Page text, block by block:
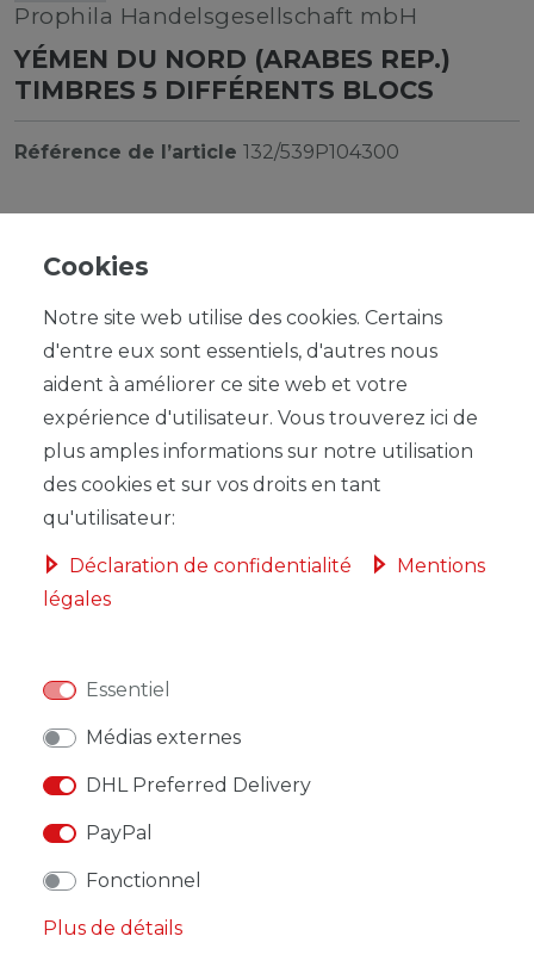
Prophila Handelsgesellschaft mbH
YÉMEN DU NORD (ARABES REP.)
TIMBRES 5 DIFFÉRENTS BLOCS
Référence de l’article 132/539P104300
UVP 2,99 €
2,69 EUR*
Contenu
DANS LE PANIER
* avec TVA hors Frais de livraison
Cookies
Notre site web utilise des cookies. Certains
d'entre eux sont essentiels, d'autres nous
aident à améliorer ce site web et votre
expérience d'utilisateur. Vous trouverez ici de
plus amples informations sur notre utilisation
des cookies et sur vos droits en tant
qu'utilisateur:
Déclaration de confidentialité
Mentions
légales
Essentiel
Médias externes
DHL Preferred Delivery
PayPal
Fonctionnel
Plus de détails